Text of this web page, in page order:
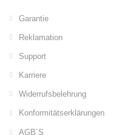
Garantie
Reklamation
Support
Karriere
Widerrufsbelehrung
Konformitätserklärungen
AGB´S